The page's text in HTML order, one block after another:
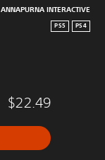
ANNAPURNA INTERACTIVE
PS4
PS5
$22.49